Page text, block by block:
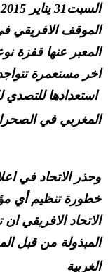
السبت31 يناير 2015
الموقف الافريقي
المعبر عنها قفزة
اخر مستعمرة
استعدادها للتصدي
المغربي في
وحذر الاتحاد في
خطورة تنظيم أي
الاتحاد الافريقي
المبذولة من قبل
الغربية